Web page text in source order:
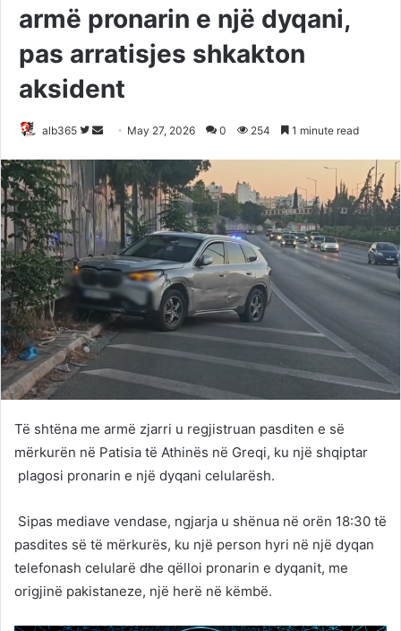
armë pronarin e një dyqani,
pas arratisjes shkakton
aksident
alb365
Follow
Twitter
Send
email
May 27, 2026 0 254 1 minute read
Të shtëna me armë zjarri u regjistruan pasditen e së
mërkurën në Patisia të Athinës në Greqi, ku një shqiptar
plagosi pronarin e një dyqani celularësh.
Sipas mediave vendase, ngjarja u shënua në orën 18:30 të
pasdites së të mërkurës, ku një person hyri në një dyqan
telefonash celularë dhe qëlloi pronarin e dyqanit, me
origjinë pakistaneze, një herë në këmbë.